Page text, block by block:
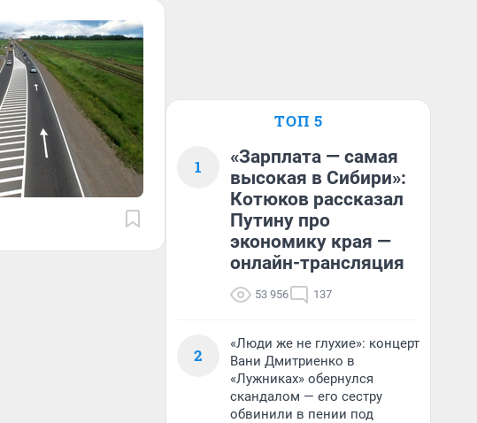
ТОП 5
1
«Зарплата — самая
высокая в Сибири»:
Котюков рассказал
Путину про
экономику края —
онлайн-трансляция
53 956 137
2
«Люди же не глухие»: концерт
Вани Дмитриенко в
«Лужниках» обернулся
скандалом — его сестру
обвинили в пении под